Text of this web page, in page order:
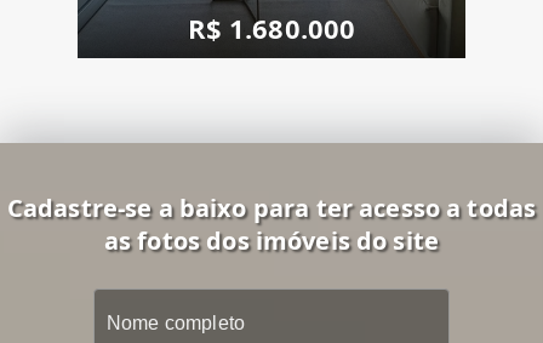
R$ 1.680.000
Cadastre-se a baixo para ter acesso a todas
as fotos dos imóveis do site